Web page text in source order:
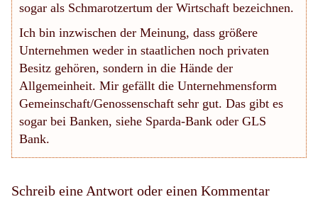
sogar als Schmarotzertum der Wirtschaft bezeichnen.
Ich bin inzwischen der Meinung, dass größere
Unternehmen weder in staatlichen noch privaten
Besitz gehören, sondern in die Hände der
Allgemeinheit. Mir gefällt die Unternehmensform
Gemeinschaft/Genossenschaft sehr gut. Das gibt es
sogar bei Banken, siehe Sparda-Bank oder GLS
Bank.
Schreib eine Antwort oder einen Kommentar